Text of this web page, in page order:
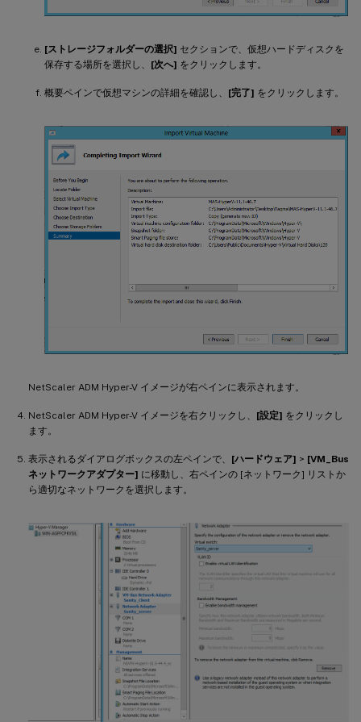
[ストレージフォルダーの選択] セクションで、仮想ハードディスクを
保存する場所を選択し、 [次へ] をクリックします。
概要ペインで仮想マシンの詳細を確認し、 [完了] をクリックします。
NetScaler ADM Hyper-V イメージが右ペインに表示されます。
NetScaler ADM Hyper-V イメージを右クリックし、 [設定] をクリックし
ます。
表示されるダイアログボックスの左ペインで、 [ハードウェア] > [VM_Bus
ネットワークアダプター] に移動し、右ペインの [ネットワーク] リストか
ら適切なネットワークを選択します。